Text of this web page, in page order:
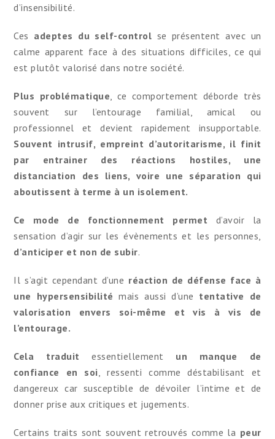
d’insensibilité.
Ces adeptes du self-control se présentent avec un
calme apparent face à des situations difficiles, ce qui
est plutôt valorisé dans notre société.
Plus problématique, ce comportement déborde très
souvent sur l’entourage familial, amical ou
professionnel et devient rapidement insupportable.
Souvent intrusif, empreint d’autoritarisme, il finit
par entrainer des réactions hostiles, une
distanciation des liens, voire une séparation qui
aboutissent à terme à un isolement.
Ce mode de fonctionnement permet d’avoir la
sensation d’agir sur les évènements et les personnes,
d’anticiper et non de subir.
Il s’agit cependant d’une réaction de défense face à
une hypersensibilité mais aussi d’une tentative de
valorisation envers soi-même et vis à vis de
l’entourage.
Cela traduit essentiellement un manque de
confiance en soi, ressenti comme déstabilisant et
dangereux car susceptible de dévoiler l’intime et de
donner prise aux critiques et jugements.
Certains traits sont souvent retrouvés comme la peur